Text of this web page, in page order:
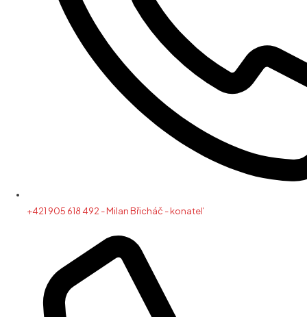
+421 905 618 492 - Milan Břicháč - konateľ